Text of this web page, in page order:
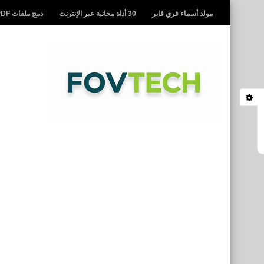
مولد أسماء فري فاير 30 أداة مجانية عبر الإنترنت دمج ملفات PDF